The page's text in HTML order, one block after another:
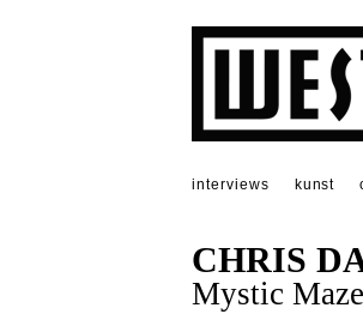
interviews kunst
CHRIS
Mystic Maze